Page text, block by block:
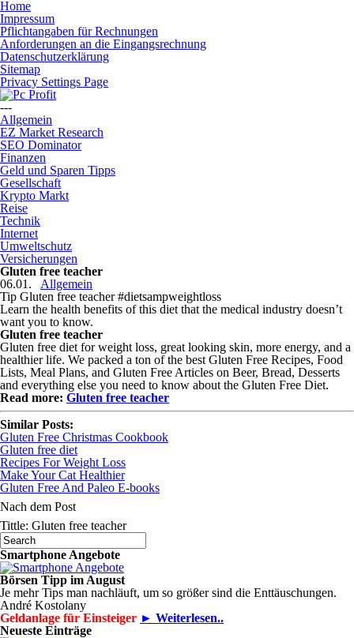
Home
Impressum
Pflichtangaben für Rechnungen
Anforderungen an die Eingangsrechnung
Datenschutzerklärung
Sitemap
Privacy Settings Page
---
Allgemein
EZ Market Research
SEO Dominator
Finanzen
Geld und Sparen Tipps
Gesellschaft
Krypto Markt
Reise
Technik
Internet
Umweltschutz
Versicherungen
Gluten free teacher
06.01.
Allgemein
Tip Gluten free teacher #dietsampweightloss
Learn the health benefits of this diet that the medical industry doesn’t
want you to know.
Gluten free teacher
Gluten free diet for weight loss, great looking skin, more energy, and a
healthier life. We packed a ton of the best Gluten Free Recipes, Food
Lists, Meal Plans, and Gluten Free Articles on Beer, Bread, Desserts
and everything else you need to know about the Gluten Free Diet.
Read more: Gluten free teacher
Similar Posts:
Gluten Free Christmas Cookbook
Gluten free diet
Recipes For Weight Loss
Make Your Cat Healthier
Gluten Free And Paleo E-books
Nach dem Post
Tittle: Gluten free teacher
Smartphone Angebote
Börsen Tipp im August
Je mehr Tips man nachläuft, um so größer sind die Enttäuschungen.
André Kostolany
Geldanlage für Einsteiger ► Weiterlesen..
Neueste Einträge